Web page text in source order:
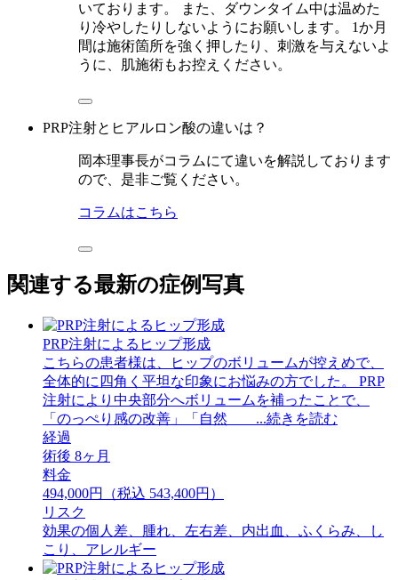
いております。 また、ダウンタイム中は温めた
り冷やしたりしないようにお願いします。 1か月
間は施術箇所を強く押したり、刺激を与えないよ
うに、肌施術もお控えください。
PRP注射とヒアルロン酸の違いは？
岡本理事長がコラムにて違いを解説しております
ので、是非ご覧ください。
コラムはこちら
関連する最新の症例写真
PRP注射によるヒップ形成
こちらの患者様は、ヒップのボリュームが控えめで、
全体的に四角く平坦な印象にお悩みの方でした。 PRP
注射により中央部分へボリュームを補ったことで、
「のっぺり感の改善」「自然 ...続きを読む
経過
術後 8ヶ月
料金
494,000円（税込 543,400円）
リスク
効果の個人差、腫れ、左右差、内出血、ふくらみ、し
こり、アレルギー